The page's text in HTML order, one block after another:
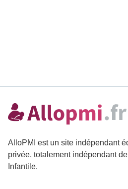
AlloPMI est un site indépendant
privée, totalement indépendant
Infantile.